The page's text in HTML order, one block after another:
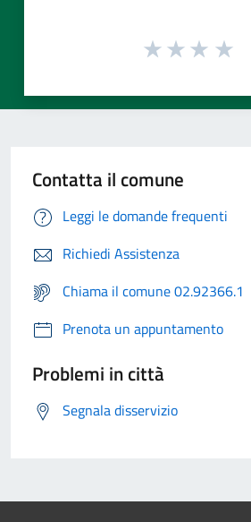
Contatta il comune
Leggi le domande frequenti
Richiedi Assistenza
Chiama il comune 02.92366.1
Prenota un appuntamento
Problemi in città
Segnala disservizio